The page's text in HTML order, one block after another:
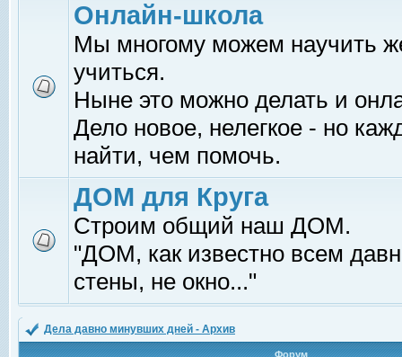
Онлайн-школа
Мы многому можем научить
учиться.
Ныне это можно делать и
Дело новое, нелегкое - но
найти, чем помочь.
ДОМ для Круга
Строим общий наш ДОМ.
"ДОМ, как известно всем
стены, не окно..."
Дела давно минувших дней - Архив
Форум